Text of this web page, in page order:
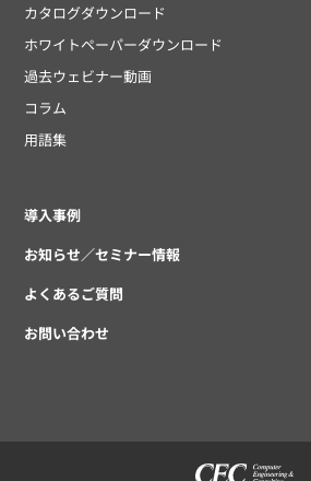
カタログダウンロード
ホワイトペーパーダウンロード
過去ウェビナー動画
コラム
用語集
導入事例
お知らせ／セミナー情報
よくあるご質問
お問い合わせ